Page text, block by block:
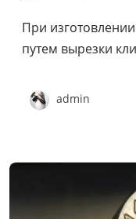
При
путем вырезки
admin